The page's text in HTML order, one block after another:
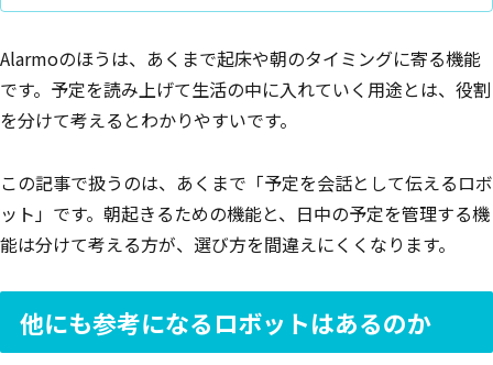
Alarmoのほうは、あくまで起床や朝のタイミングに寄る機能
です。予定を読み上げて生活の中に入れていく用途とは、役割
を分けて考えるとわかりやすいです。
この記事で扱うのは、あくまで「予定を会話として伝えるロボ
ット」です。朝起きるための機能と、日中の予定を管理する機
能は分けて考える方が、選び方を間違えにくくなります。
他にも参考になるロボットはあるのか